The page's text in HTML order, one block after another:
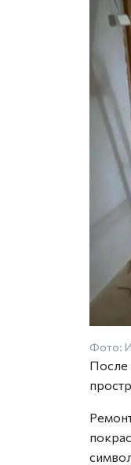
Фото:
После